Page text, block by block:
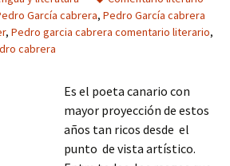
García cabrera, Pedro García cabrera
, Pedro garcia cabrera comentario literario,
cabrera
Es el poeta canario con
mayor proyección de estos
años tan ricos desde el
punto de vista artístico.